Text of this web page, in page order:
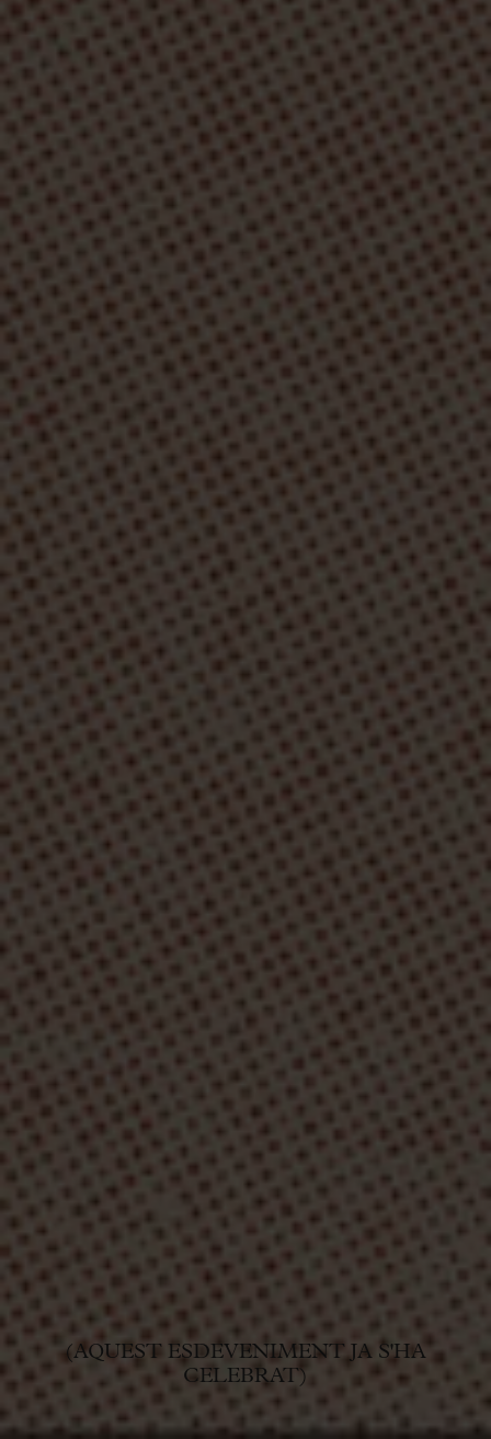
(AQUEST ESDEVENIMENT JA S'HA
CELEBRAT)